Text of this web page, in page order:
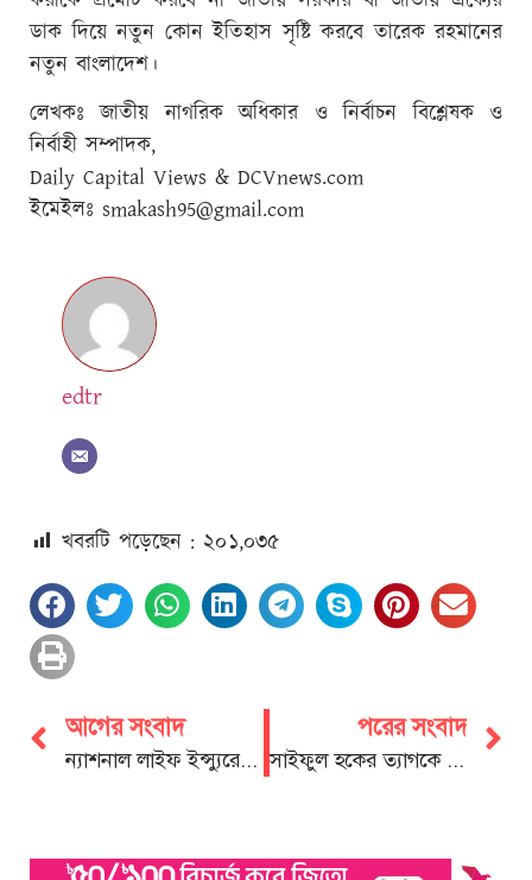
ডাক দিয়ে নতুন কোন ইতিহাস সৃষ্টি করবে তারেক রহমানের
নতুন বাংলাদেশ।
লেখকঃ জাতীয় নাগরিক অধিকার ও নির্বাচন বিশ্লেষক ও
নির্বাহী সম্পাদক,
Daily Capital Views & DCVnews.com
ইমেইলঃ smakash95@gmail.com
edtr
খবরটি পড়েছেন : ২০১,০৩৫
আগের সংবাদ
ন্যাশনাল লাইফ ইন্স্যুরেন্স পি এল সির ব্যবসা পর্যালোচনা ও পরিকল্পনা সভা ২০২৬
পরের সংবাদ
সাইফুল হকের ত্যাগকে মূল্যায়ন করা উচিৎ বিএনপির